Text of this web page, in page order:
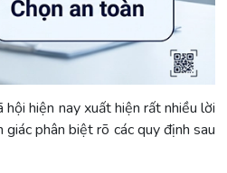
hiện nay xuất hiện rất nhiều lời
phân biệt rõ các quy định sau